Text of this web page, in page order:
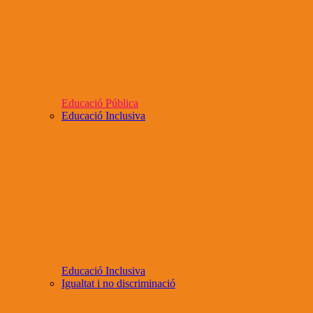
Educació Pública
Educació Inclusiva
Educació Inclusiva
Igualtat i no discriminació